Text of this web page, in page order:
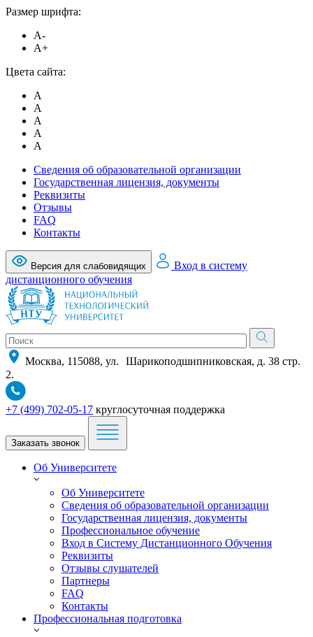
Размер шрифта:
A-
A+
Цвета сайта:
A
A
A
A
A
Сведения об образовательной организации
Государственная лицензия, документы
Реквизиты
Отзывы
FAQ
Контакты
Версия для слабовидящих
Вход в систему
дистанционного обучения
Москва, 115088, ул. Шарикоподшипниковская, д. 38 стр.
2.
+7 (499) 702-05-17 круглосуточная поддержка
Заказать звонок
Об Университете
Об Университете
Сведения об образовательной организации
Государственная лицензия, документы
Профессиональное обучение
Вход в Систему Дистанционного Обучения
Реквизиты
Отзывы слушателей
Партнеры
FAQ
Контакты
Профессиональная подготовка